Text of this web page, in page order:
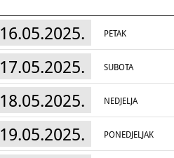
16.05.2025. PETAK
17.05.2025. SUBOTA
18.05.2025. NEDJELJA
19.05.2025. PONEDJELJAK